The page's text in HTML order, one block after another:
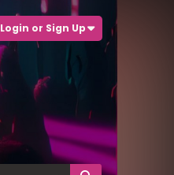
Login or Sign Up